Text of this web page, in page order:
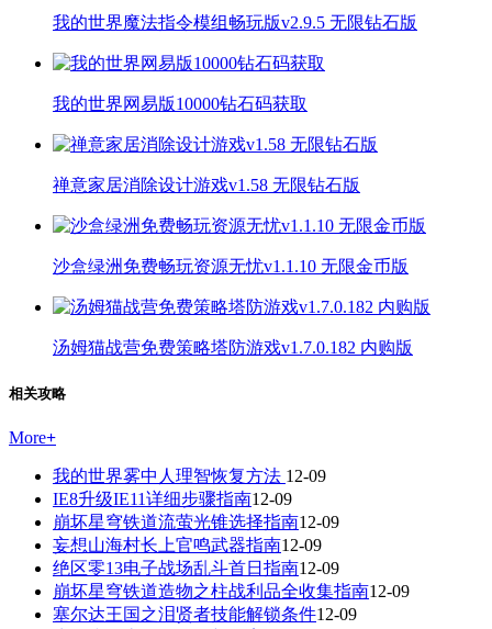
我的世界魔法指令模组畅玩版v2.9.5 无限钻石版
我的世界网易版10000钻石码获取
禅意家居消除设计游戏v1.58 无限钻石版
沙盒绿洲免费畅玩资源无忧v1.1.10 无限金币版
汤姆猫战营免费策略塔防游戏v1.7.0.182 内购版
相关攻略
More+
我的世界雾中人理智恢复方法 12-09
IE8升级IE11详细步骤指南12-09
崩坏星穹铁道流萤光锥选择指南12-09
妄想山海村长上官鸣武器指南12-09
绝区零13电子战场乱斗首日指南12-09
崩坏星穹铁道造物之柱战利品全收集指南12-09
塞尔达王国之泪贤者技能解锁条件12-09